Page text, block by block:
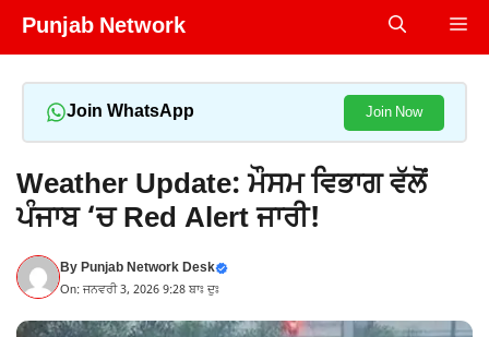
Skip
Punjab Network
Join WhatsApp Join Now
Weather Update: ਮੌਸਮ ਵਿਭਾਗ ਵੱਲੋਂ
ਪੰਜਾਬ ‘ਚ Red Alert ਜਾਰੀ!
ByPunjab Network Desk
On: ਜਨਵਰੀ 3, 2026 9:28 ਬਾਃ ਦੁਃ